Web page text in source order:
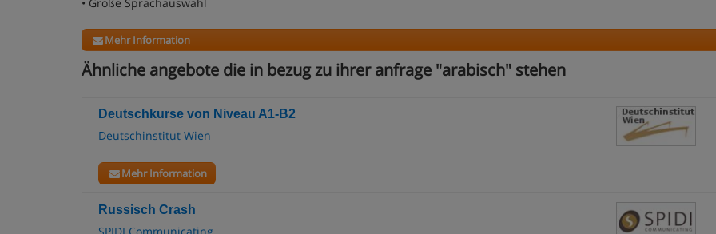
Mehr Information
Ähnliche angebote die in bezug zu ihrer anfrage "arabisch" stehen
Deutschkurse von Niveau A1-B2
Deutschinstitut Wien
Mehr Information
Russisch Crash